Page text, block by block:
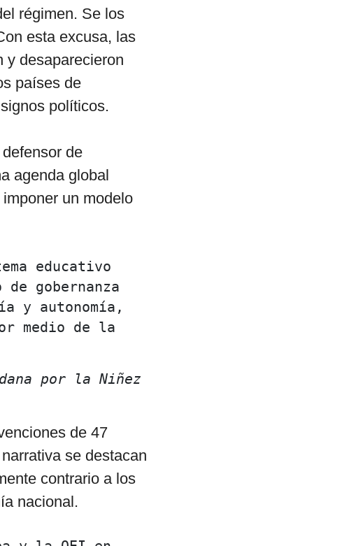
régimen. Se los
esta excusa, las
y desaparecieron
países de
políticos.
de
agenda global
un modelo
educativo
gobernanza
y autonomía,
medio de la
por la Niñez
de 47
se destacan
contrario a los
nacional.